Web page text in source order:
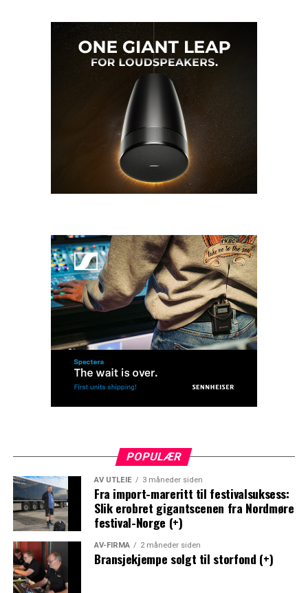
POPULÆR
AV UTLEIE 3 måneder siden
Fra import-mareritt til festivalsuksess:
Slik erobret gigantscenen fra Nordmøre
festival-Norge (+)
AV-FIRMA 2 måneder siden
Bransjekjempe solgt til storfond (+)